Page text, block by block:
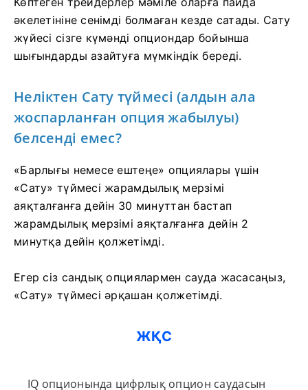
әкелетініне сенімді болмаған кезде сатады. Сату
жүйесі сізге күмәнді опциондар бойынша
шығындарды азайтуға мүмкіндік береді.
Неліктен Сату түймесі (алдын ала
жоспарланған опция жабылуы)
белсенді емес?
«Барлығы немесе ештеңе» опциялары үшін
«Сату» түймесі жарамдылық мерзімі
аяқталғанға дейін 30 минуттан бастап
жарамдылық мерзімі аяқталғанға дейін 2
минутқа дейін қолжетімді.
Егер сіз сандық опциялармен сауда жасасаңыз,
«Сату» түймесі әрқашан қолжетімді.
ЖҚС
IQ опционында цифрлық опцион саудасын